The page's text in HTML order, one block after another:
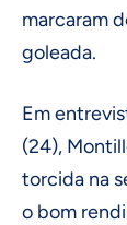
marcaram
goleada.
Em
(24),
torcida na
o bom